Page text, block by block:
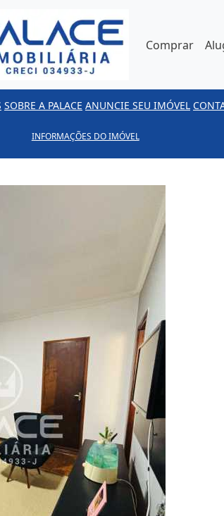
Comprar
SOBRE A PALACE ANUNCIE SEU IMÓVEL
INFORMAÇÕES DO IMÓVEL